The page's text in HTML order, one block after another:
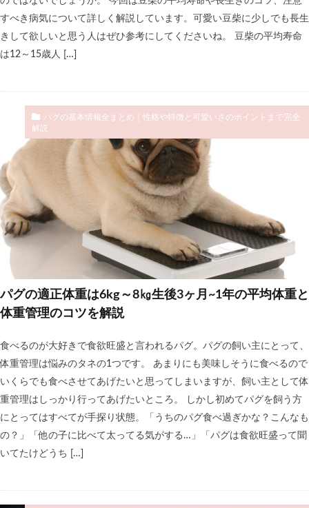
すべき病気について詳しく解説しています。可愛い豆柴に少しでも長生
きして欲しいと思う人はぜひ参考にしてくださいね。 豆柴の平均寿命
は12～15歳人 […]
パグの基本情報全まとめ｜性格や特徴と可愛いさのポイントまで完全
解説
パグの適正体重は6kg～8㎏生後3ヶ月~1年の平均体重と
体重管理のコツを解説
食べるのが大好きで食欲旺盛と言われるパグ。パグの飼い主にとって、
体重管理は悩みのタネの1つです。 あまりにも美味しそうに食べるので
いくらでも食べさせてあげたいと思ってしまいますが、飼い主として体
重管理はしっかり行ってあげたいところ。 しかし初めてパグを飼う方
にとってはすべてが手探り状態。「うちのパグ食べ過ぎかな？こんなも
の？」「他の子に比べて太ってる気がする…」「パグは食欲旺盛って聞
いてたけどうち […]